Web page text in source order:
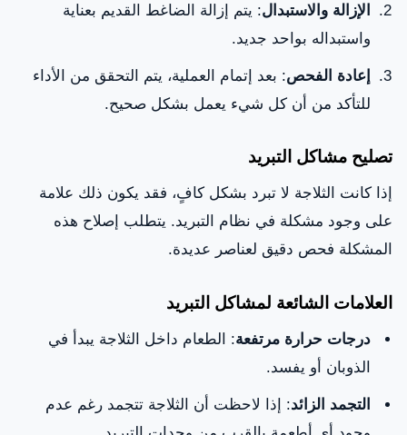
الإزالة والاستبدال: يتم إزالة الضاغط القديم بعناية
واستبداله بواحد جديد.
إعادة الفحص: بعد إتمام العملية، يتم التحقق من الأداء
للتأكد من أن كل شيء يعمل بشكل صحيح.
تصليح مشاكل التبريد
إذا كانت الثلاجة لا تبرد بشكل كافٍ، فقد يكون ذلك علامة
على وجود مشكلة في نظام التبريد. يتطلب إصلاح هذه
المشكلة فحص دقيق لعناصر عديدة.
العلامات الشائعة لمشاكل التبريد
درجات حرارة مرتفعة: الطعام داخل الثلاجة يبدأ في
الذوبان أو يفسد.
التجمد الزائد: إذا لاحظت أن الثلاجة تتجمد رغم عدم